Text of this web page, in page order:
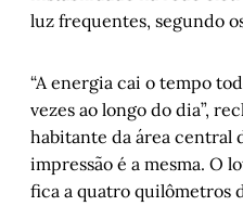
luz frequentes, segundo
“A energia cai o tempo
vezes ao longo do dia”,
habitante da área central
impressão é a mesma. O
fica a quatro quilômetros